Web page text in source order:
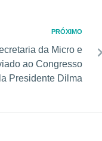
PRÓXIMO
da Micro e
ao Congresso
Presidente Dilma